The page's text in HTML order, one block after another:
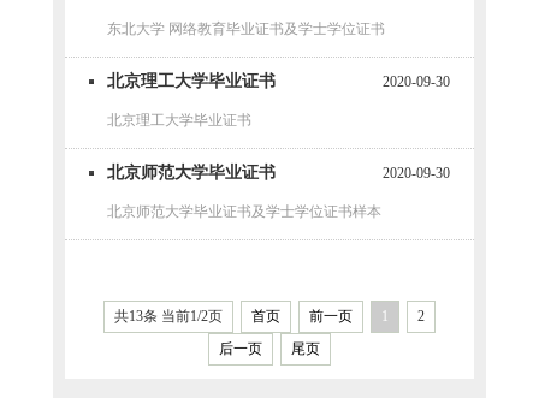
东北大学 网络教育毕业证书及学士学位证书
2020-09-30
北京理工大学毕业证书
北京理工大学毕业证书
2020-09-30
北京师范大学毕业证书
北京师范大学毕业证书及学士学位证书样本
共13条 当前1/2页 首页 前一页 1
2
后一页
尾页